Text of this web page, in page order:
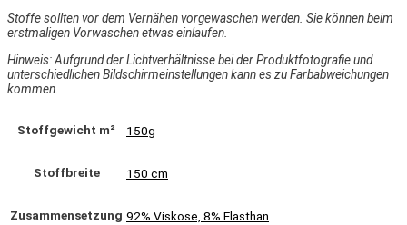
Stoffe sollten vor dem Vernähen vorgewaschen werden. Sie können beim
erstmaligen Vorwaschen etwas einlaufen.
Hinweis: Aufgrund der Lichtverhältnisse bei der Produktfotografie und
unterschiedlichen Bildschirmeinstellungen kann es zu Farbabweichungen
kommen.
Stoffgewicht m² 150g
Stoffbreite 150 cm
Zusammensetzung 92% Viskose, 8% Elasthan